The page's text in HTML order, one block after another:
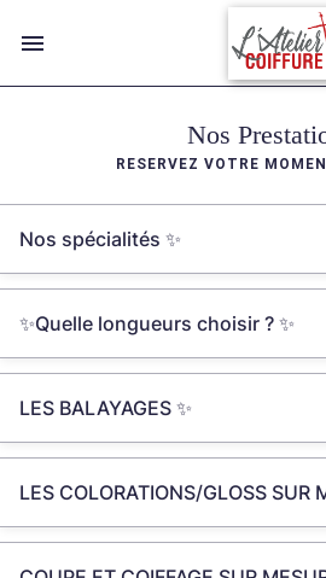
Nos
RESERVEZ VOTRE
Nos spécialités ✨
✨Quelle longueurs choisir ? ✨
LES BALAYAGES ✨​
LES COLORATIONS/GLOSS SUR